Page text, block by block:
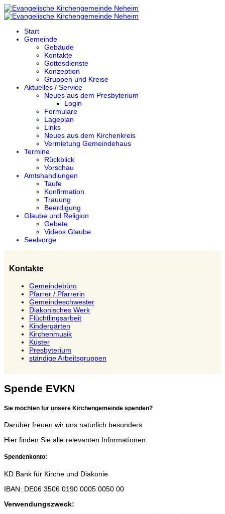
Start
Gemeinde
Gebäude
Kontakte
Gottesdienste
Konzeption
Gruppen und Kreise
Aktuelles / Service
Neues aus dem Presbyterium
Login
Formulare
Lageplan
Links
Neues aus dem Kirchenkreis
Vermietung Gemeindehaus
Termine
Rückblick
Vorschau
Amtshandlungen
Taufe
Konfirmation
Trauung
Beerdigung
Glaube und Religion
Gebete
Videos Glaube
Seelsorge
Kontakte
Gemeindebüro
Pfarrer / Pfarrerin
Gemeindeschwester
Diakonisches Werk
Flüchtlingsarbeit
Kindergärten
Kirchenmusik
Küster
Presbyterium
ständige Arbeitsgruppen
Spende EVKN
Sie möchten für unsere Kirchengemeinde spenden?
Darüber freuen wir uns natürlich besonders.
Hier finden Sie alle relevanten Informationen:
Spendenkonto:
KD Bank für Kirche und Diakonie
IBAN: DE06 3506 0190 0005 0050 00
Verwendungszweck: